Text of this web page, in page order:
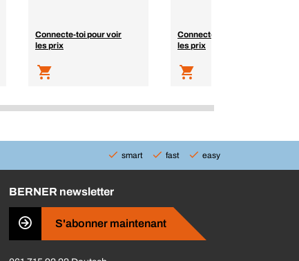
Connecte-toi pour voir
les prix
Connecte-toi pour voir
les prix
smart fast easy
BERNER newsletter
S'abonner maintenant